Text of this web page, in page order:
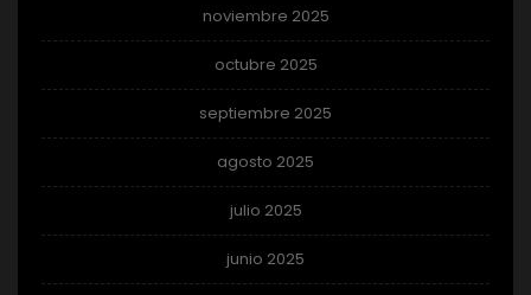
noviembre 2025
octubre 2025
septiembre 2025
agosto 2025
julio 2025
junio 2025